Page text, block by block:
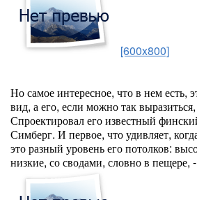
[600x800]
Но самое интересное, что в нем есть,
вид, а его, если можно так
Спроектировал его известный
Симберг. И первое, что удивляет,
это разный уровень его потолков:
низкие, со сводами, словно в пещере,